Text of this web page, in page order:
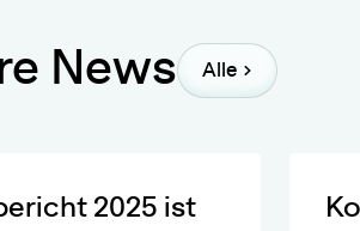
News Alle
2025 ist